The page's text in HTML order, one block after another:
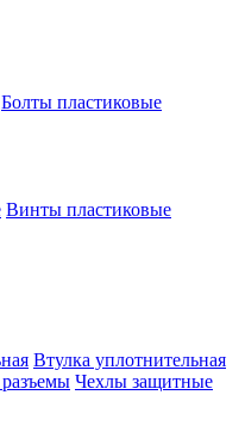
Болты пластиковые
Винты пластиковые
Втулка уплотнительная
Чехлы защитные